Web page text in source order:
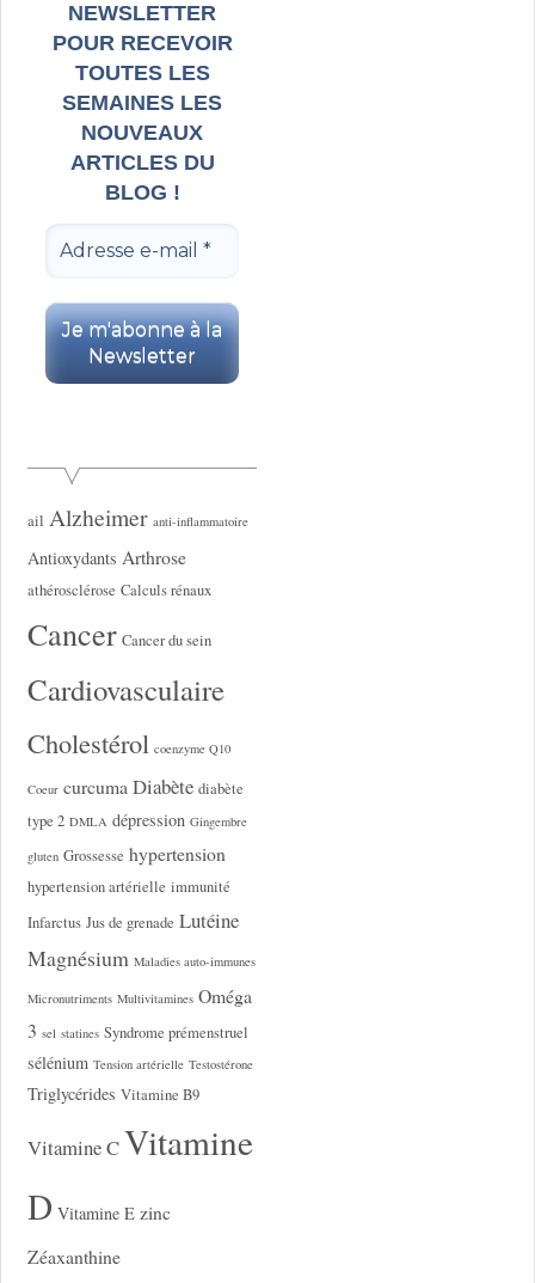
NEWSLETTER
POUR RECEVOIR
TOUTES LES
SEMAINES LES
NOUVEAUX
ARTICLES DU
BLOG !
ail Alzheimer anti-inflammatoire
Antioxydants Arthrose
athérosclérose Calculs rénaux
Cancer Cancer du sein
Cardiovasculaire
Cholestérol coenzyme Q10
Coeur curcuma Diabète diabète
type 2 DMLA dépression Gingembre
gluten Grossesse hypertension
hypertension artérielle immunité
Infarctus Jus de grenade Lutéine
Magnésium Maladies auto-immunes
Micronutriments Multivitamines Oméga
3 sel statines Syndrome prémenstruel
sélénium Tension artérielle Testostérone
Triglycérides Vitamine B9
Vitamine CVitamine
D Vitamine E zinc
Zéaxanthine